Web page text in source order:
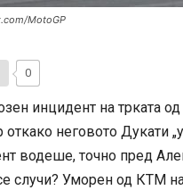
MotoGP
0
инцидент на трката
откако неговото Дукати
водеше, точно пред
случи? Уморен од КТМ